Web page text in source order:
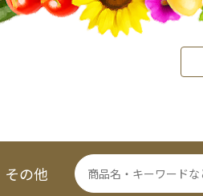
その他